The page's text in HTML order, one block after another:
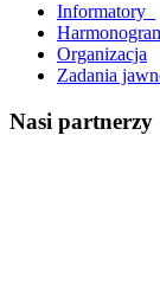
Informatory_
Organizacja
Zadania
Nasi partnerzy